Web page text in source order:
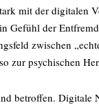
mit der digitalen
Gefühl der
zwischen
zur psychischen
betroffen. Digitale